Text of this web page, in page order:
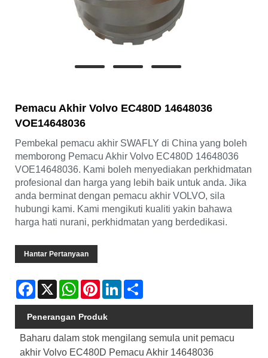
Pemacu Akhir Volvo EC480D 14648036
VOE14648036
Pembekal pemacu akhir SWAFLY di China yang boleh
memborong Pemacu Akhir Volvo EC480D 14648036
VOE14648036. Kami boleh menyediakan perkhidmatan
profesional dan harga yang lebih baik untuk anda. Jika
anda berminat dengan pemacu akhir VOLVO, sila
hubungi kami. Kami mengikuti kualiti yakin bahawa
harga hati nurani, perkhidmatan yang berdedikasi.
Hantar Pertanyaan
Facebook
X WhatsAppPinterestLinkedIn
Penerangan Produk
Baharu dalam stok mengilang semula unit pemacu
akhir Volvo EC480D Pemacu Akhir 14648036